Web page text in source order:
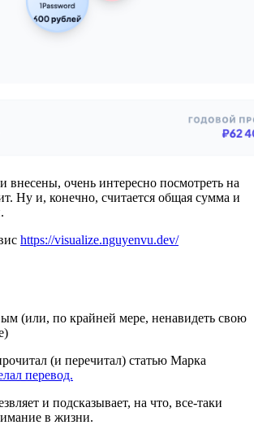
внесены, очень интересно посмотреть на
Ну и, конечно, считается общая сумма и
https://visualize.nguyenvu.dev/
(или, по крайней мере, ненавидеть свою
(и перечитал) статью Марка
перевод.
и подсказывает, на что, все-таки
в жизни.